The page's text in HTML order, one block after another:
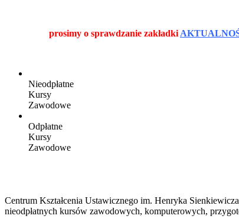
prosimy o sprawdzanie zakładki
Nieodpłatne
Kursy
Zawodowe
Odpłatne
Kursy
Zawodowe
Centrum Kształcenia Ustawicznego im. Henryka
nieodpłatnych kursów zawodowych, komputerowych,